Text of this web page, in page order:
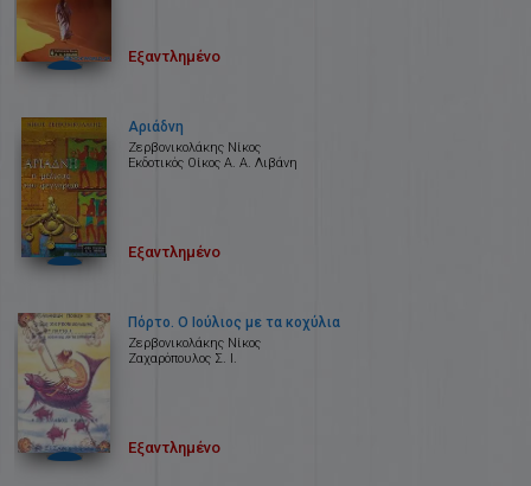
Εξαντλημένο
Αριάδνη
Ζερβονικολάκης Νίκος
Εκδοτικός Οίκος Α. Α. Λιβάνη
Εξαντλημένο
Πόρτο. Ο Ιούλιος με τα κοχύλια
Ζερβονικολάκης Νίκος
Ζαχαρόπουλος Σ. Ι.
Εξαντλημένο